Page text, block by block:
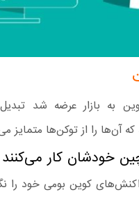
به بازار عرضه شد
آن‌ها را از توکن‌ها متمایز
کوین بومی خود را